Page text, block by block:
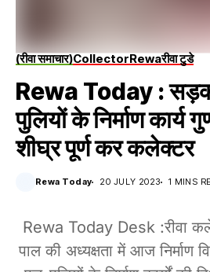
(रीवा समाचार)CollectorRewaरीवा टुडे
Rewa Today :
पुलियों के निर्माण कार्य
शीघ्र पूर्ण कर कलेक्टर
Rewa Today 20 JULY 2023 1 MINS
Rewa Today Desk :रीवा
पाल की अध्यक्षता में आज निर्माण